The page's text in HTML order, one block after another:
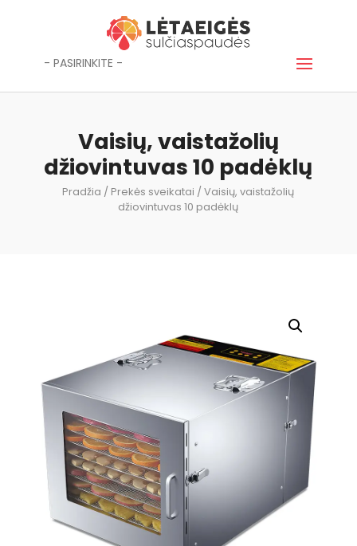
- PASIRINKITE -
Vaisių, vaistažolių
džiovintuvas 10 padėklų
Pradžia / Prekės sveikatai / Vaisių, vaistažolių
džiovintuvas 10 padėklų